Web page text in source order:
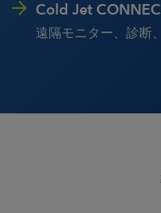
Cold Jet
遠隔モニター、診断